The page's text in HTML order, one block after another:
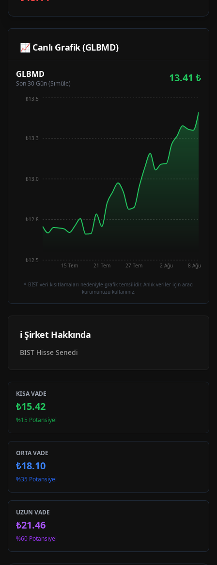
📈 Canlı Grafik (GLBMD)
GLBMD
Son 30 Gün (Simüle) 13.41 ₺
15 Tem 21 Tem 27 Tem 2 Ağu 8 Ağu
₺12.5
₺12.8
₺13.0
₺13.3
₺13.5
* BIST veri kısıtlamaları nedeniyle grafik temsilidir. Anlık veriler için aracı
kurumunuzu kullanınız.
ℹ️ Şirket Hakkında
BIST Hisse Senedi
KISA VADE
₺15.42
%15 Potansiyel
ORTA VADE
₺18.10
%35 Potansiyel
UZUN VADE
₺21.46
%60 Potansiyel